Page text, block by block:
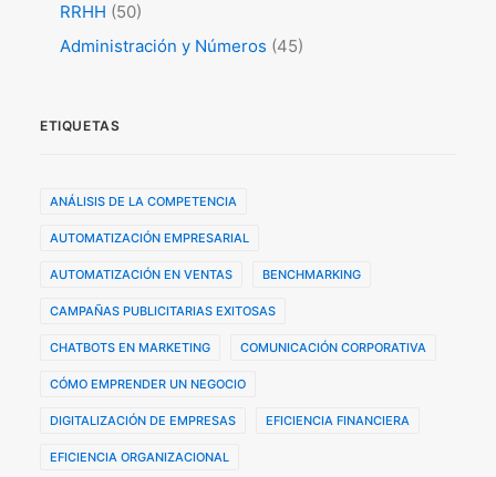
RRHH (50)
Administración y Números (45)
ETIQUETAS
ANÁLISIS DE LA COMPETENCIA
AUTOMATIZACIÓN EMPRESARIAL
AUTOMATIZACIÓN EN VENTAS BENCHMARKING
CAMPAÑAS PUBLICITARIAS EXITOSAS
CHATBOTS EN MARKETING COMUNICACIÓN CORPORATIVA
CÓMO EMPRENDER UN NEGOCIO
DIGITALIZACIÓN DE EMPRESAS EFICIENCIA FINANCIERA
EFICIENCIA ORGANIZACIONAL